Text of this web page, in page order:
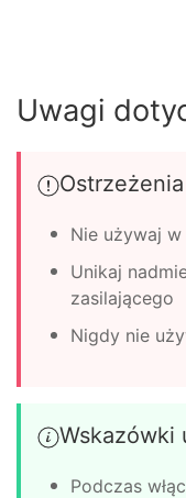
Uwagi
Nie używaj
Unikaj
zasilającego
Nigdy nie
Wskazówki
Podczas